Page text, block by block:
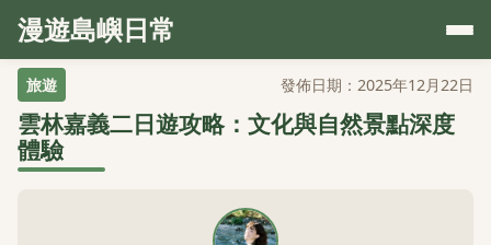
漫遊島嶼日常
旅遊 發佈日期：2025年12月22日
雲林嘉義二日遊攻略：文化與自然景點深度
體驗